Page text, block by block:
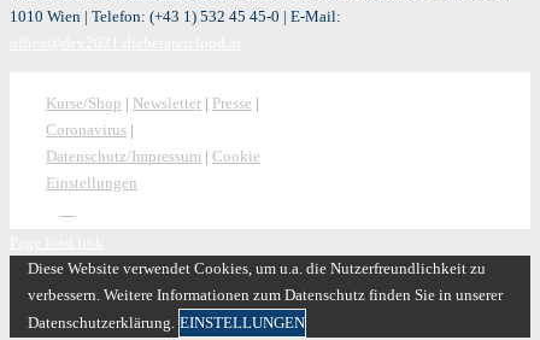
1010 Wien | Telefon: (+43 1) 532 45 45-0 | E-Mail:
Kurse/Shop | Newsletter | Presse |
Coronavirus |
Datenschutz/Impressum | Cookie
Einstellungen
Diese Website verwendet Cookies, um u.a. die Nutzerfreundlichkeit zu
verbessern. Weitere Informationen zum Datenschutz finden Sie in unserer
Datenschutzerklärung. EINSTELLUNGEN